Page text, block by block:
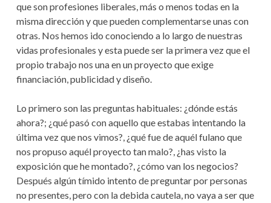
que son profesiones liberales, más o menos todas en la
misma dirección y que pueden complementarse unas con
otras. Nos hemos ido conociendo a lo largo de nuestras
vidas profesionales y esta puede ser la primera vez que el
propio trabajo nos una en un proyecto que exige
financiación, publicidad y diseño.
Lo primero son las preguntas habituales: ¿dónde estás
ahora?; ¿qué pasó con aquello que estabas intentando la
última vez que nos vimos?, ¿qué fue de aquél fulano que
nos propuso aquél proyecto tan malo?, ¿has visto la
exposición que he montado?, ¿cómo van los negocios?
Después algún tímido intento de preguntar por personas
no presentes, pero con la debida cautela, no vaya a ser que